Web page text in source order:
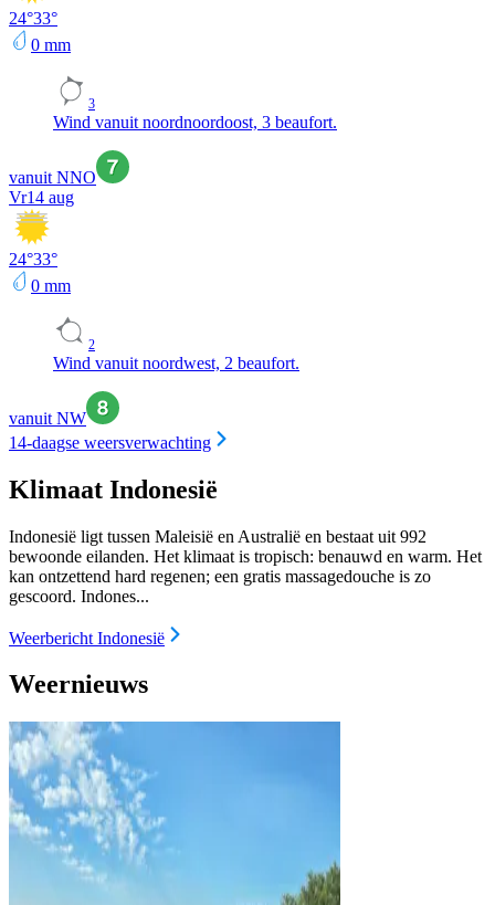
24°33°
0 mm
3
Wind vanuit noordnoordoost, 3 beaufort.
vanuit NNO
Vr14 aug
24°33°
0 mm
2
Wind vanuit noordwest, 2 beaufort.
vanuit NW
14-daagse weersverwachting
Klimaat Indonesië
Indonesië ligt tussen Maleisië en Australië en bestaat uit 992
bewoonde eilanden. Het klimaat is tropisch: benauwd en warm. Het
kan ontzettend hard regenen; een gratis massagedouche is zo
gescoord. Indones...
Weerbericht Indonesië
Weernieuws